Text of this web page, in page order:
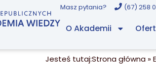
Masz pytania? (67) 258
O Akademii
Jesteś tutaj:Strona główna»